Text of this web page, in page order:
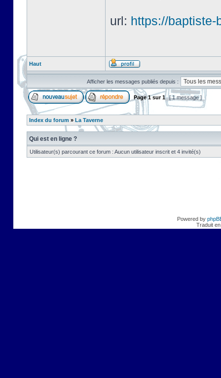
url: https://
Haut
Afficher les messages publiés depuis :
Page1sur1 [ 1 message ]
Index du forum » La Taverne
Qui est en ligne ?
Utilisateur(s) parcourant ce forum : Aucun utilisateur inscrit et 4 invité(s)
Powered by
Traduit